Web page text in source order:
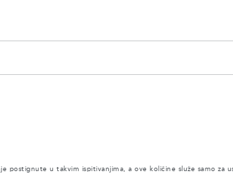
postignute u takvim ispitivanjima, a ove količine služe samo za